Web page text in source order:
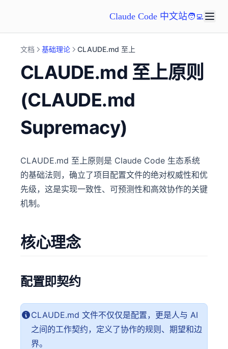
Claude Code 中文站🧑‍💻
文档 基础理论 CLAUDE.md 至上
CLAUDE.md 至上原则
(CLAUDE.md
Supremacy)
CLAUDE.md 至上原则是 Claude Code 生态系统
的基础法则，确立了项目配置文件的绝对权威性和优
先级，这是实现一致性、可预测性和高效协作的关键
机制。
核心理念
配置即契约
CLAUDE.md 文件不仅仅是配置，更是人与 AI
之间的工作契约，定义了协作的规则、期望和边
界。